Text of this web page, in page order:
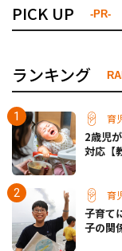
PICK UP -PR-
ランキング
育
2歳児
対応【
育
子育て
子の関